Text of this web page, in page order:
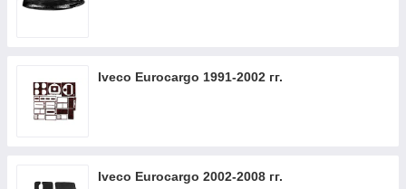
Iveco Eurocargo 1991-2002 гг.
Iveco Eurocargo 2002-2008 гг.